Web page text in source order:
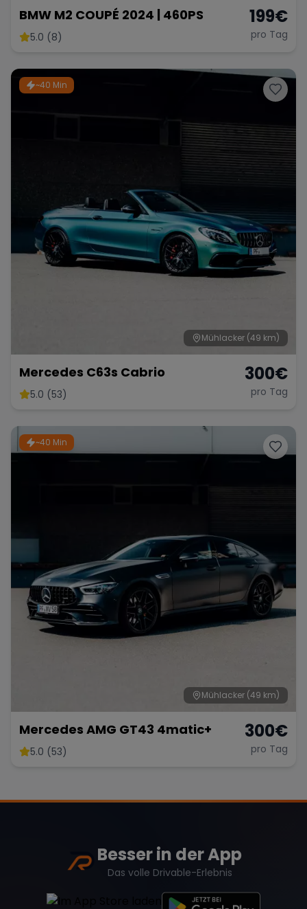
BMW M2 COUPÉ 2024 | 460PS
5.0 (8)
199€
pro Tag
~40 Min
Mühlacker (49 km)
Mercedes C63s Cabrio
5.0 (53)
300€
pro Tag
~40 Min
Mühlacker (49 km)
Mercedes AMG GT43 4matic+
5.0 (53)
300€
pro Tag
Besser in der App
Das volle Drivable-Erlebnis